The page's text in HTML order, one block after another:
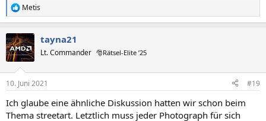
R
e
k
t
i
e
:
Metis
tayna21
Lt. Commander 🎅Rätsel-Elite ’25
10. Juni 2021 #19
Ich glaube eine ähnliche Diskussion hatten wir schon beim
Thema streetart. Letztlich muss jeder Photograph für sich